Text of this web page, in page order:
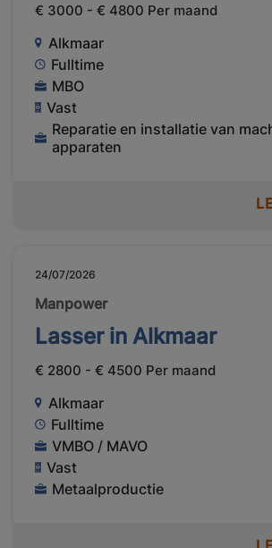
€ 3000 - € 4800 Per maand
Alkmaar
Fulltime
MBO
Vast
Reparatie en installatie van
apparaten
24/07/2026
Manpower
Lasser in Alkmaar
€ 2800 - € 4500 Per maand
Alkmaar
Fulltime
VMBO / MAVO
Vast
Metaalproductie